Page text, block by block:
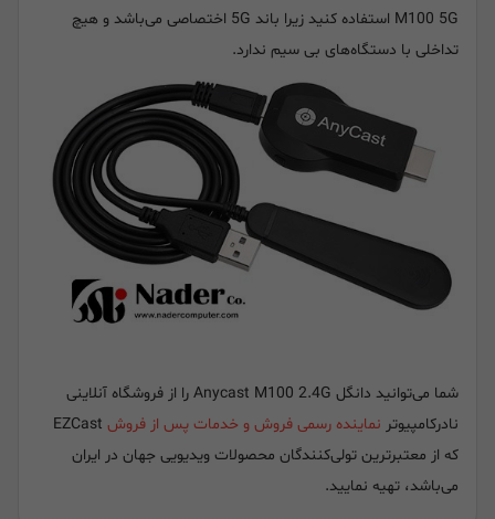
M100 5G استفاده کنید زیرا باند 5G اختصاصی می‌باشد و هیچ
تداخلی با دستگاه‌های بی سیم ندارد.
شما می‌توانید دانگل Anycast M100 2.4G را از فروشگاه آنلاینی
نادرکامپیوتر نماینده رسمی فروش و خدمات پس از فروش EZCast
که از معتبرترین تولی‌کنندگان محصولات ویدیویی جهان در ایران
می‌باشد، تهیه نمایید.